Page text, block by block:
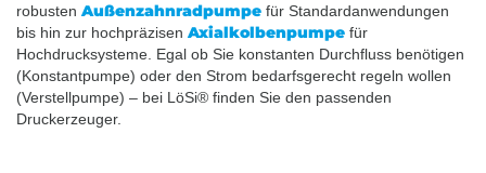
robusten Außenzahnradpumpe für Standardanwendungen
bis hin zur hochpräzisen Axialkolbenpumpe für
Hochdrucksysteme. Egal ob Sie konstanten Durchfluss benötigen
(Konstantpumpe) oder den Strom bedarfsgerecht regeln wollen
(Verstellpumpe) – bei LöSi® finden Sie den passenden
Druckerzeuger.